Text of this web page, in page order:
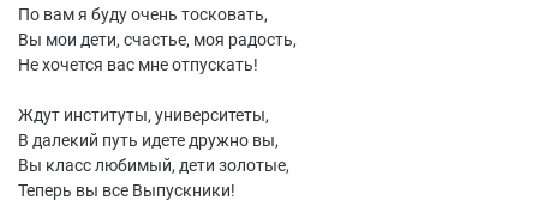
По вам я буду очень тосковать,
Вы мои дети, счастье, моя радость,
Не хочется вас мне отпускать!
Ждут институты, университеты,
В далекий путь идете дружно вы,
Вы класс любимый, дети золотые,
Теперь вы все Выпускники!